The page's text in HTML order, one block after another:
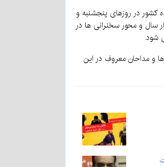
و برگزیده کشور در روزهای پنجشنبه و
سال و محور سخنرانی ها در
شود.
ها و مداحان معروف در این